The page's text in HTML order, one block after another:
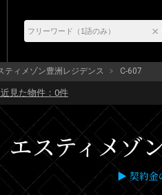
ティメゾン豊洲レジデンス C-607
見た物件： 0件
エスティメゾ
▶ 契約金